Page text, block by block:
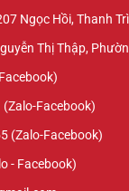
Ngọc Hồi, Thanh
Thị Thập,
(Zalo-Facebook)
(Zalo-Facebook)
- Facebook)